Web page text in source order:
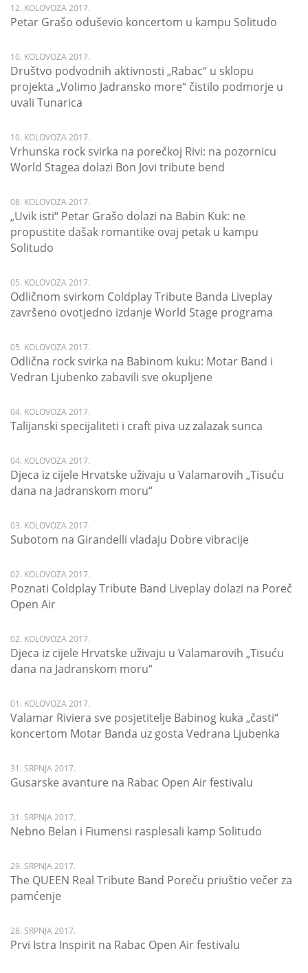
12. KOLOVOZA 2017.
Petar Grašo oduševio koncertom u kampu Solitudo
10. KOLOVOZA 2017.
Društvo podvodnih aktivnosti „Rabac“ u sklopu
projekta „Volimo Jadransko more“ čistilo podmorje u
uvali Tunarica
10. KOLOVOZA 2017.
Vrhunska rock svirka na porečkoj Rivi: na pozornicu
World Stagea dolazi Bon Jovi tribute bend
08. KOLOVOZA 2017.
„Uvik isti“ Petar Grašo dolazi na Babin Kuk: ne
propustite dašak romantike ovaj petak u kampu
Solitudo
05. KOLOVOZA 2017.
Odličnom svirkom Coldplay Tribute Banda Liveplay
završeno ovotjedno izdanje World Stage programa
05. KOLOVOZA 2017.
Odlična rock svirka na Babinom kuku: Motar Band i
Vedran Ljubenko zabavili sve okupljene
04. KOLOVOZA 2017.
Talijanski specijaliteti i craft piva uz zalazak sunca
04. KOLOVOZA 2017.
Djeca iz cijele Hrvatske uživaju u Valamarovih „Tisuću
dana na Jadranskom moru“
03. KOLOVOZA 2017.
Subotom na Girandelli vladaju Dobre vibracije
02. KOLOVOZA 2017.
Poznati Coldplay Tribute Band Liveplay dolazi na Poreč
Open Air
02. KOLOVOZA 2017.
Djeca iz cijele Hrvatske uživaju u Valamarovih „Tisuću
dana na Jadranskom moru“
01. KOLOVOZA 2017.
Valamar Riviera sve posjetitelje Babinog kuka „časti“
koncertom Motar Banda uz gosta Vedrana Ljubenka
31. SRPNJA 2017.
Gusarske avanture na Rabac Open Air festivalu
31. SRPNJA 2017.
Nebno Belan i Fiumensi rasplesali kamp Solitudo
29. SRPNJA 2017.
The QUEEN Real Tribute Band Poreču priuštio večer za
pamćenje
28. SRPNJA 2017.
Prvi Istra Inspirit na Rabac Open Air festivalu